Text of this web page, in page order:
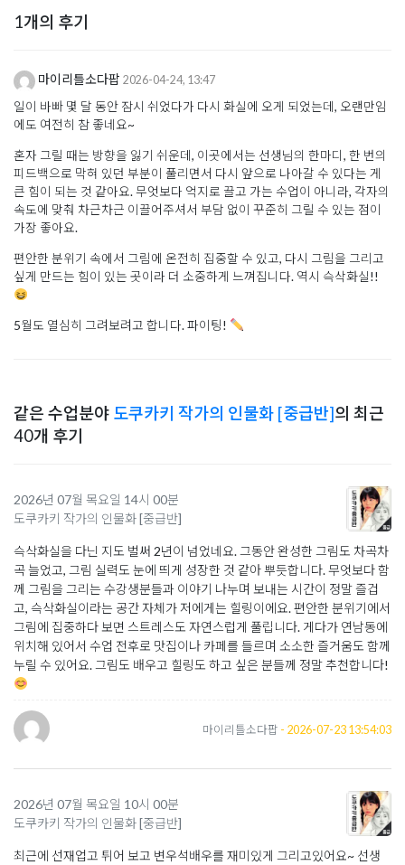
1개의 후기
마이리틀소다팝 2026-04-24, 13:47
일이 바빠 몇 달 동안 잠시 쉬었다가 다시 화실에 오게 되었는데, 오랜만임
에도 여전히 참 좋네요~
혼자 그릴 때는 방향을 잃기 쉬운데, 이곳에서는 선생님의 한마디, 한 번의
피드백으로 막혀 있던 부분이 풀리면서 다시 앞으로 나아갈 수 있다는 게
큰 힘이 되는 것 같아요. 무엇보다 억지로 끌고 가는 수업이 아니라, 각자의
속도에 맞춰 차근차근 이끌어주셔서 부담 없이 꾸준히 그릴 수 있는 점이
가장 좋아요.
편안한 분위기 속에서 그림에 온전히 집중할 수 있고, 다시 그림을 그리고
싶게 만드는 힘이 있는 곳이라 더 소중하게 느껴집니다. 역시 슥삭화실!!
5월도 열심히 그려보려고 합니다. 파이팅!
같은 수업분야 도쿠카키 작가의 인물화 [중급반]의 최근
40개 후기
2026년 07월 목요일 14시 00분
도쿠카키 작가의 인물화 [중급반]
슥삭화실을 다닌 지도 벌써 2년이 넘었네요. 그동안 완성한 그림도 차곡차
곡 늘었고, 그림 실력도 눈에 띄게 성장한 것 같아 뿌듯합니다. 무엇보다 함
께 그림을 그리는 수강생분들과 이야기 나누며 보내는 시간이 정말 즐겁
고, 슥삭화실이라는 공간 자체가 저에게는 힐링이에요. 편안한 분위기에서
그림에 집중하다 보면 스트레스도 자연스럽게 풀립니다. 게다가 연남동에
위치해 있어서 수업 전후로 맛집이나 카페를 들르며 소소한 즐거움도 함께
누릴 수 있어요. 그림도 배우고 힐링도 하고 싶은 분들께 정말 추천합니다!
마이리틀소다팝 - 2026-07-23 13:54:03
2026년 07월 목요일 10시 00분
도쿠카키 작가의 인물화 [중급반]
최근에 선재업고 튀어 보고 변우석배우를 재미있게 그리고있어요~ 선생